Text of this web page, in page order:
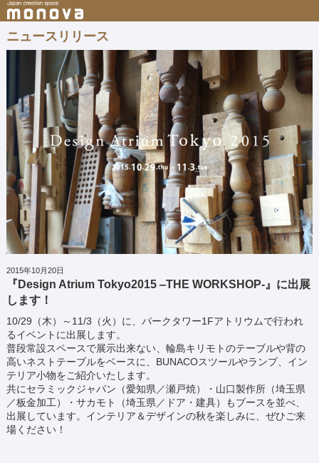
ニュースリリース
2015年10月20日
『Design Atrium Tokyo2015 ‒THE WORKSHOP-』に出展
します！
10/29（木）～11/3（火）に、パークタワー1Fアトリウムで行われ
るイベントに出展します。
普段常設スペースで展示出来ない、輪島キリモトのテーブルや背の
高いネストテーブルをベースに、BUNACOスツールやランプ、イン
テリア小物をご紹介いたします。
共にセラミックジャパン（愛知県／瀬戸焼）・山口製作所（埼玉県
／板金加工）・サカモト（埼玉県／ドア・建具）もブースを並べ、
出展しています。インテリア＆デザインの秋を楽しみに、ぜひご来
場ください！